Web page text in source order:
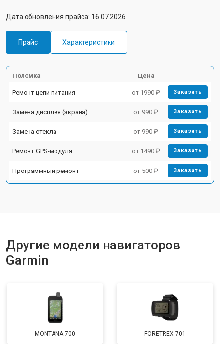
Дата обновления прайса: 16.07.2026
Прайс Характеристики
Поломка Цена
Ремонт цепи питания от 1990 ₽ Заказать
Замена дисплея (экрана) от 990 ₽ Заказать
Замена стекла от 990 ₽ Заказать
Ремонт GPS-модуля от 1490 ₽ Заказать
Программный ремонт от 500 ₽ Заказать
Другие модели навигаторов
Garmin
MONTANA 700 FORETREX 701